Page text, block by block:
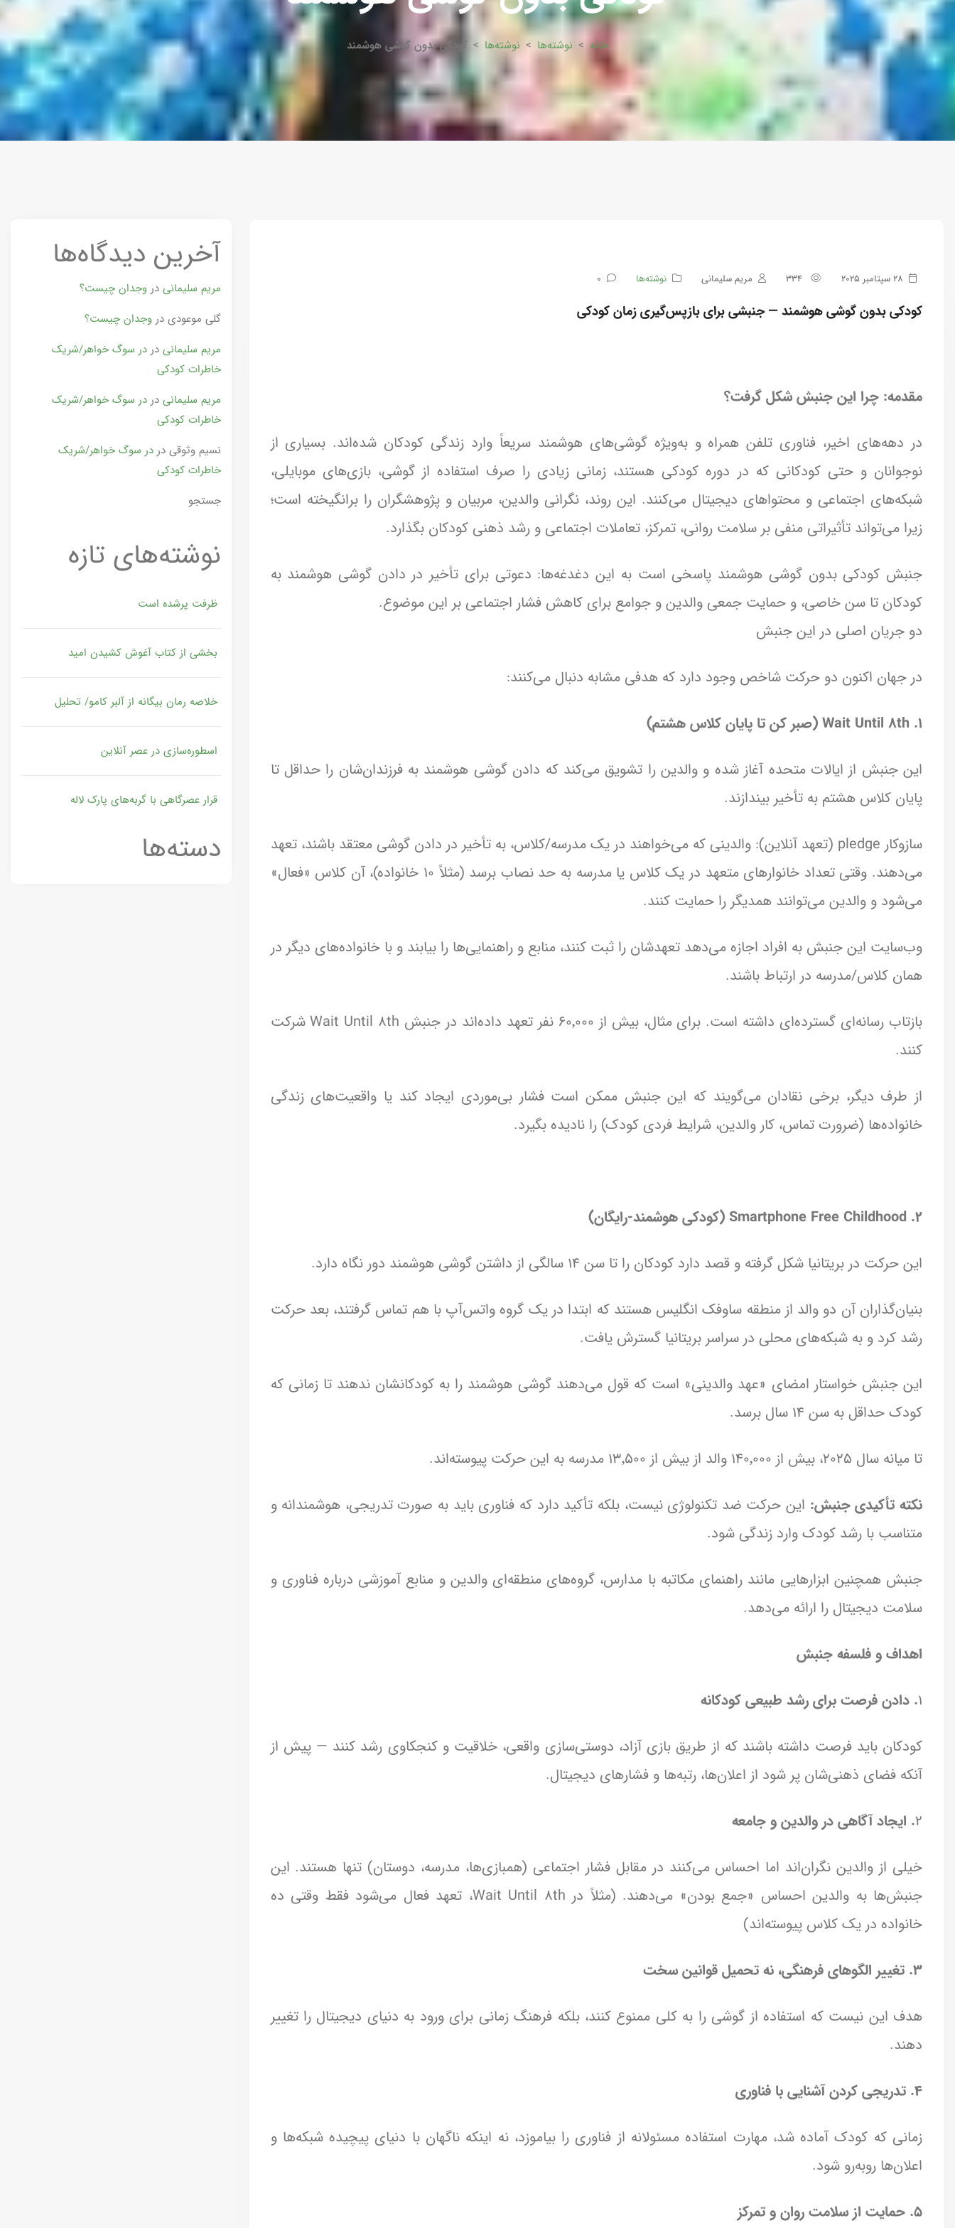
خانه > نوشته‌ها > نوشته‌ها > کودکی بدون گوشی هوشمند
28 سپتامبر 2025 مریم سلیمانی نوشته‌ها 0
کودکی بدون گوشی هوشمند — جنبشی برای بازپس‌گیری زمان کودکی
مقدمه: چرا این جنبش شکل گرفت؟
در دهه‌های اخیر، فناوری تلفن همراه و به‌ویژه گوشی‌های هوشمند سریعاً وارد زندگی کودکان شده‌اند. بسیاری از
نوجوانان و حتی کودکانی که در دوره کودکی هستند، زمانی زیادی را صرف استفاده از گوشی، بازی‌های موبایلی،
شبکه‌های اجتماعی و محتواهای دیجیتال می‌کنند. این روند، نگرانی والدین، مربیان و پژوهشگران را برانگیخته است؛
زیرا می‌تواند تأثیراتی منفی بر سلامت روانی، تمرکز، تعاملات اجتماعی و رشد ذهنی کودکان بگذارد.
جنبش کودکی بدون گوشی هوشمند پاسخی است به این دغدغه‌ها: دعوتی برای تأخیر در دادن گوشی هوشمند به
کودکان تا سن خاصی، و حمایت جمعی والدین و جوامع برای کاهش فشار اجتماعی بر این موضوع.
دو جریان اصلی در این جنبش
در جهان اکنون دو حرکت شاخص وجود دارد که هدفی مشابه دنبال می‌کنند:
۱. Wait Until 8th (صبر کن تا پایان کلاس هشتم)
این جنبش از ایالات متحده آغاز شده و والدین را تشویق می‌کند که دادن گوشی هوشمند به فرزندان‌شان را حداقل تا
پایان کلاس هشتم به تأخیر بیندازند.
سازوکار pled­ge (تعهد آنلاین): والدینی که می‌خواهند در یک مدرسه/کلاس، به تأخیر در دادن گوشی معتقد باشند، تعهد
می‌دهند. وقتی تعداد خانوارهای متعهد در یک کلاس یا مدرسه به حد نصاب برسد (مثلاً ۱۰ خانواده)، آن کلاس «فعال»
می‌شود و والدین می‌توانند همدیگر را حمایت کنند.
وب‌سایت این جنبش به افراد اجازه می‌دهد تعهدشان را ثبت کنند، منابع و راهنمایی‌ها را بیابند و با خانواده‌های دیگر در
همان کلاس/مدرسه در ارتباط باشند.
بازتاب رسانه‌ای گسترده‌ای داشته است. برای مثال، بیش از ۶۰٬۰۰۰ نفر تعهد داده‌اند در جنبش Wait Until 8th شرکت
کنند.
از طرف دیگر، برخی نقادان می‌گویند که این جنبش ممکن است فشار بی‌موردی ایجاد کند یا واقعیت‌های زندگی
خانواده‌ها (ضرورت تماس، کار والدین، شرایط فردی کودک) را نادیده بگیرد.
۲. Smartphone Free Childhood (کودکی هوشمند-رایگان)
این حرکت در بریتانیا شکل گرفته و قصد دارد کودکان را تا سن ۱۴ سالگی از داشتن گوشی هوشمند دور نگاه دارد.
بنیان‌گذاران آن دو والد از منطقه ساوفک انگلیس هستند که ابتدا در یک گروه واتس‌آپ با هم تماس گرفتند، بعد حرکت
رشد کرد و به شبکه‌های محلی در سراسر بریتانیا گسترش یافت.
این جنبش خواستار امضای «عهد والدینی» است که قول می‌دهند گوشی هوشمند را به کودکانشان ندهند تا زمانی که
کودک حداقل به سن ۱۴ سال برسد.
تا میانه سال ۲۰۲۵، بیش از ۱۴۰٬۰۰۰ والد از بیش از ۱۳٬۵۰۰ مدرسه به این حرکت پیوسته‌اند.
نکته تأکیدی جنبش: این حرکت ضد تکنولوژی نیست، بلکه تأکید دارد که فناوری باید به صورت تدریجی، هوشمندانه و
متناسب با رشد کودک وارد زندگی شود.
جنبش همچنین ابزارهایی مانند راهنمای مکاتبه با مدارس، گروه‌های منطقه‌ای والدین و منابع آموزشی درباره فناوری و
سلامت دیجیتال را ارائه می‌دهد.
اهداف و فلسفه جنبش
۱. دادن فرصت برای رشد طبیعی کودکانه
کودکان باید فرصت داشته باشند که از طریق بازی آزاد، دوستی‌سازی واقعی، خلاقیت و کنجکاوی رشد کنند — پیش از
آنکه فضای ذهنی‌شان پر شود از اعلان‌ها، رتبه‌ها و فشارهای دیجیتال.
۲. ایجاد آگاهی در والدین و جامعه
خیلی از والدین نگران‌اند اما احساس می‌کنند در مقابل فشار اجتماعی (همبازی‌ها، مدرسه، دوستان) تنها هستند. این
جنبش‌ها به والدین احساس «جمع بودن» می‌دهند. (مثلاً در Wait Until 8th، تعهد فعال می‌شود فقط وقتی ده
خانواده در یک کلاس پیوسته‌اند)
۳. تغییر الگوهای فرهنگی، نه تحمیل قوانین سخت
هدف این نیست که استفاده از گوشی را به کلی ممنوع کنند، بلکه فرهنگ زمانی برای ورود به دنیای دیجیتال را تغییر
دهند.
۴. تدریجی کردن آشنایی با فناوری
زمانی که کودک آماده شد، مهارت استفاده مسئولانه از فناوری را بیاموزد، نه اینکه ناگهان با دنیای پیچیده شبکه‌ها و
اعلان‌ها روبه‌رو شود.
5. حمایت از سلامت روان و تمرکز
آخرین دیدگاه‌ها
مریم سلیمانی دروجدان چیست؟
گلی موعودی دروجدان چیست؟
مریم سلیمانی دردر سوگ خواهر/شریک
خاطرات کودکی
مریم سلیمانی دردر سوگ خواهر/شریک
خاطرات کودکی
نسیم وثوقی دردر سوگ خواهر/شریک
خاطرات کودکی
جستجو
نوشته‌های تازه
ظرفت پرشده‌ است
بخشی از کتاب آغوش کشیدن امید
خلاصه رمان بیگانه از آلبر کامو/ تحلیل
اسطوره‌سازی در عصر آنلاین
قرار عصرگاهی با گربه‌های پارک لاله
دسته‌ها